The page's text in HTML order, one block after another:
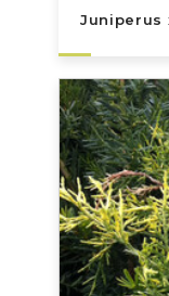
Juniperus